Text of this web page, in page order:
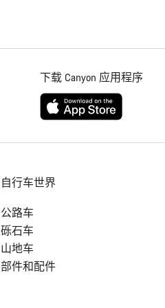
下载 Canyon 应用程序
自行车世界
公路车
砾石车
山地车
部件和配件